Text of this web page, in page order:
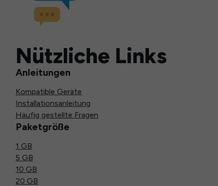
Nützliche Links
Anleitungen
Kompatible Geräte
Installationsanleitung
Häufig gestellte Fragen
Paketgröße
1 GB
5 GB
10 GB
20 GB